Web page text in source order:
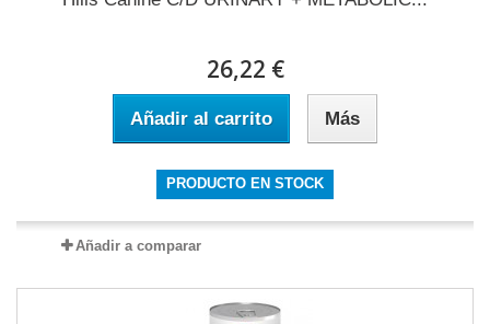
26,22 €
Añadir al carrito Más
PRODUCTO EN STOCK
Añadir a comparar